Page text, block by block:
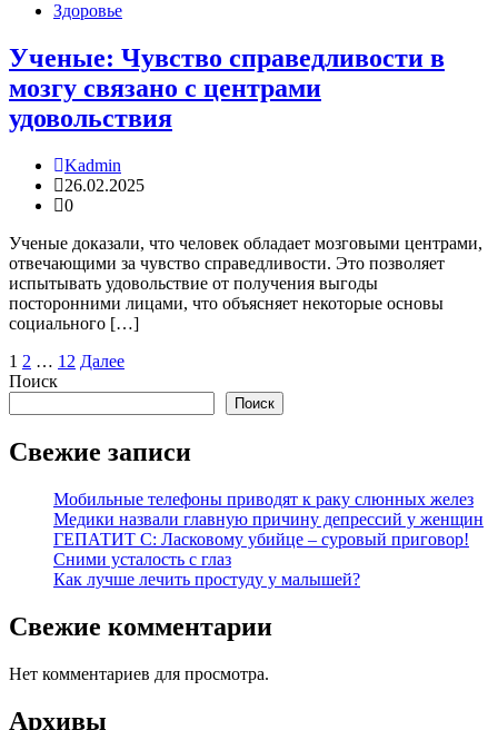
Здоровье
Ученые: Чувство справедливости в
мозгу связано с центрами
удовольствия
Kadmin
26.02.2025
0
Ученые доказали, что человек обладает мозговыми центрами,
отвечающими за чувство справедливости. Это позволяет
испытывать удовольствие от получения выгоды
посторонними лицами, что объясняет некоторые основы
социального […]
Пагинация
записей
1 2 … 12 Далее
Поиск
Поиск
Свежие записи
Мобильные телефоны приводят к раку слюнных желез
Медики назвали главную причину депрессий у женщин
ГЕПАТИТ С: Ласковому убийце – суровый приговор!
Сними усталость с глаз
Как лучше лечить простуду у малышей?
Свежие комментарии
Нет комментариев для просмотра.
Архивы